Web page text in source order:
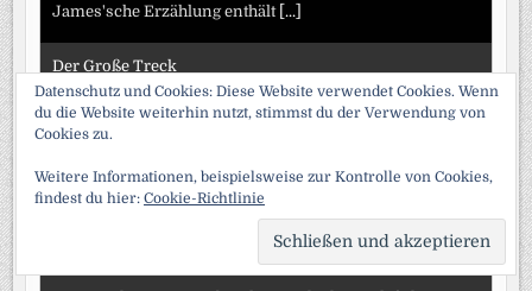
James'sche Erzählung enthält [...]
Der Große Treck
Datenschutz und Cookies: Diese Website verwendet Cookies. Wenn
du die Website weiterhin nutzt, stimmst du der Verwendung von
Cookies zu.
Weitere Informationen, beispielsweise zur Kontrolle von Cookies,
findest du hier: Cookie-Richtlinie
TO
TOP